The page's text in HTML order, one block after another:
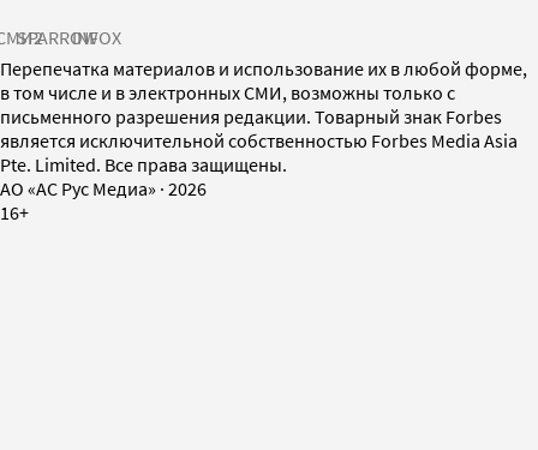
SPARROWINFOX
Перепечатка материалов и использование их в любой форме,
в том числе и в электронных СМИ, возможны только с
письменного разрешения редакции. Товарный знак Forbes
является исключительной собственностью Forbes Media Asia
Pte. Limited. Все права защищены.
AO «АС Рус Медиа» · 2026
16+